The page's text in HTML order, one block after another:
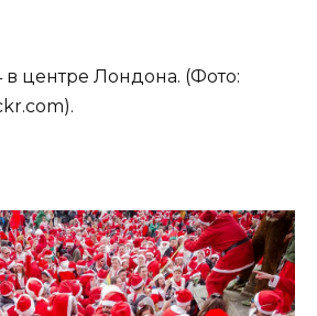
в центре Лондона. (Фото: